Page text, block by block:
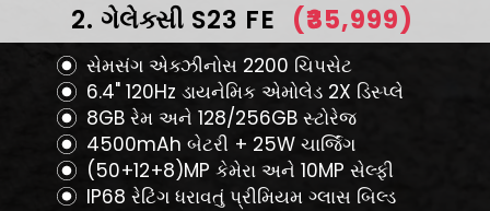
સેમસંગ એક્ઝીનોસ 2200 ચિપસેટ
6.4" 120Hz ડાયનેમિક એમોલેડ 2X ડિસ્પ્લે
8GB રેમ અને 128/256GB સ્ટોરેજ
4500mAh બેટરી + 25W ચાર્જિંગ
(50+12+8)MP કેમેરા અને 10MP સેલ્ફી
IP68 રેટિંગ ધરાવતું પ્રીમિયમ ગ્લાસ બિલ્ડ
(₹35,999)
2. ગેલેક્સી S23 FE